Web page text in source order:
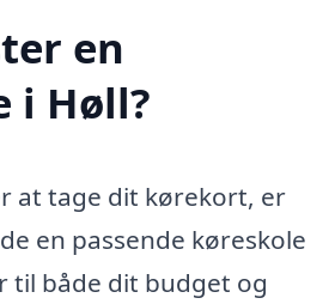
en
i Høll?
at tage dit kørekort, er
en passende køreskole
til både dit budget og